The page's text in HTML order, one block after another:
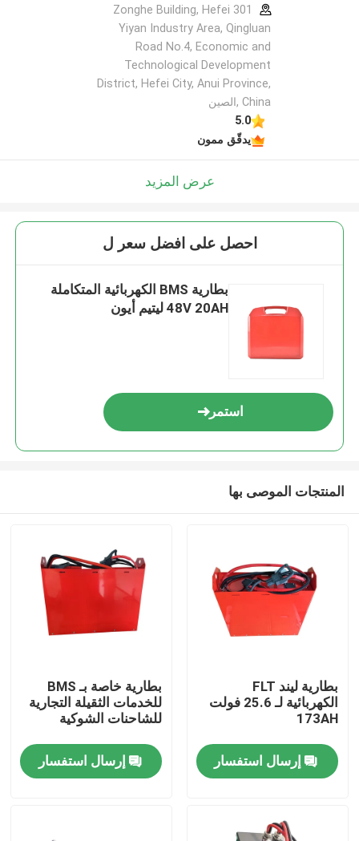
معلومات عنا
301 Zonghe Building, Hefei
Yiyan Industry Area, Qingluan
Road No.4, Economic and
Technological Development
District, Hefei City, Anui Province,
China ,الصين
5.0
يدقّق ممون
عرض المزيد
احصل على افضل سعر ل
بطارية BMS الكهربائية المتكاملة
48V 20AH ليتيم أيون
استمر
المنتجات الموصى بها
بطارية ليند FLT
الكهربائية لـ 25.6 فولت
173AH
إرسال استفسار
بطارية خاصة بـ BMS
للخدمات الثقيلة التجارية
للشاحنات الشوكية
إرسال استفسار